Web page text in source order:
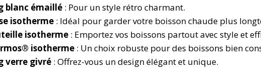
blanc émaillé : Pour un style rétro charmant.
isotherme : Idéal pour garder votre boisson chaude plus
isotherme : Emportez vos boissons partout avec style et
isotherme : Un choix robuste pour des boissons bien
verre givré : Offrez-vous un design élégant et unique.